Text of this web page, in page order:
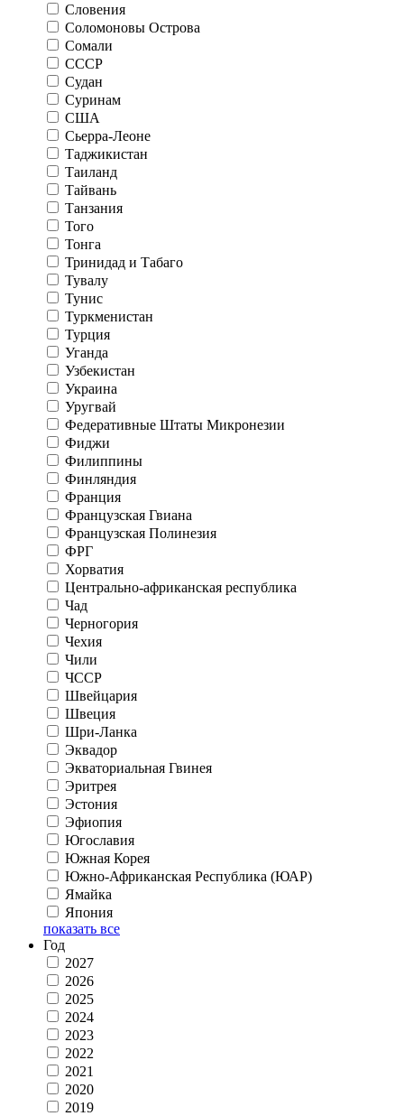
Словения
Соломоновы Острова
Сомали
СССР
Судан
Суринам
США
Сьерра-Леоне
Таджикистан
Таиланд
Тайвань
Танзания
Того
Тонга
Тринидад и Табаго
Тувалу
Тунис
Туркменистан
Турция
Уганда
Узбекистан
Украина
Уругвай
Федеративные Штаты Микронезии
Фиджи
Филиппины
Финляндия
Франция
Французская Гвиана
Французская Полинезия
ФРГ
Хорватия
Центрально-африканская республика
Чад
Черногория
Чехия
Чили
ЧССР
Швейцария
Швеция
Шри-Ланка
Эквадор
Экваториальная Гвинея
Эритрея
Эстония
Эфиопия
Югославия
Южная Корея
Южно-Африканская Республика (ЮАР)
Ямайка
Япония
показать все
Год
2027
2026
2025
2024
2023
2022
2021
2020
2019